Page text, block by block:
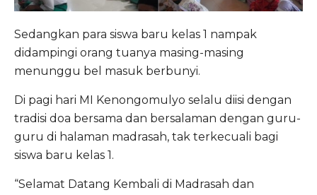
Sedangkan para siswa baru kelas 1 nampak
didampingi orang tuanya masing-masing
menunggu bel masuk berbunyi.
Di pagi hari MI Kenongomulyo selalu diisi dengan
tradisi doa bersama dan bersalaman dengan guru-
guru di halaman madrasah, tak terkecuali bagi
siswa baru kelas 1.
“Selamat Datang Kembali di Madrasah dan